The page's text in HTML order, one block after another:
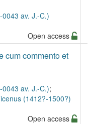
av. J.-C.)
Open access
cum commento et
av. J.-C.);
(1412?-1500?)
Open access